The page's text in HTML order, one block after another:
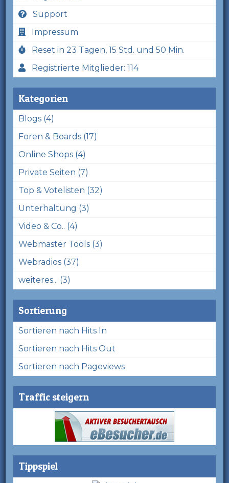
Support
Impressum
Reset in 23 Tagen, 15 Std. und 50 Min.
Registrierte Mitglieder: 114
Kategorien
Blogs (4)
Foren & Boards (17)
Online Shops (4)
Private Seiten (7)
Top & Votelisten (32)
Unterhaltung (3)
Video & Co.. (4)
Webmaster Tools (3)
Webradios (37)
weiteres... (3)
Sortierung
Sortieren nach Hits In
Sortieren nach Hits Out
Sortieren nach Pageviews
Traffic steigern
Tippspiel